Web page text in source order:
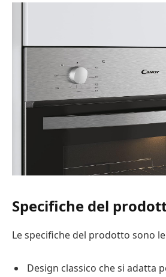
Specifiche del
Le specifiche del prodotto sono
Design classico che si adatta